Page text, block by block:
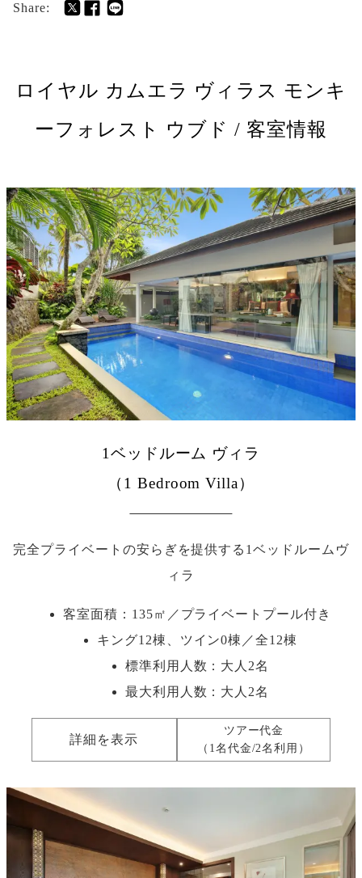
Share:
ロイヤル カムエラ ヴィラス モンキ
ーフォレスト ウブド / 客室情報
1ベッドルーム ヴィラ
（1 Bedroom Villa）
完全プライベートの安らぎを提供する1ベッドルームヴ
ィラ
客室面積：135㎡／プライベートプール付き
キング12棟、ツイン0棟／全12棟
標準利用人数： 大人2名
最大利用人数： 大人2名
詳細を表示
ツアー代金
（1名代金/2名利用）